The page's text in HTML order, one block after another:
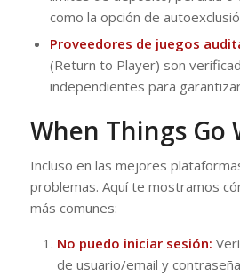
como la opción de
Proveedores de juegos
(Return to Player) son
independientes para
When Things Go
Incluso en las mejores
problemas. Aquí te mostramos
más comunes:
No puedo iniciar sesión:
de usuario/email y